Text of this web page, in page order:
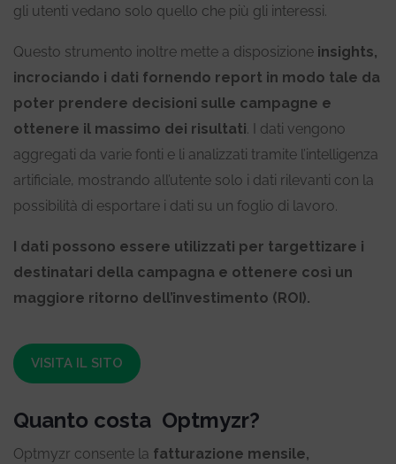
gli utenti vedano solo quello che più gli interessi.
Questo strumento inoltre mette a disposizione insights,
incrociando i dati fornendo report in modo tale da
poter prendere decisioni sulle campagne e
ottenere il massimo dei risultati. I dati vengono
aggregati da varie fonti e li analizzati tramite l’intelligenza
artificiale, mostrando all’utente solo i dati rilevanti con la
possibilità di esportare i dati su un foglio di lavoro.
I dati possono essere utilizzati per targettizare i
destinatari della campagna e ottenere così un
maggiore ritorno dell’investimento (ROI).
VISITA IL SITO
Quanto costa Optmyzr?
Optmyzr consente la fatturazione mensile,